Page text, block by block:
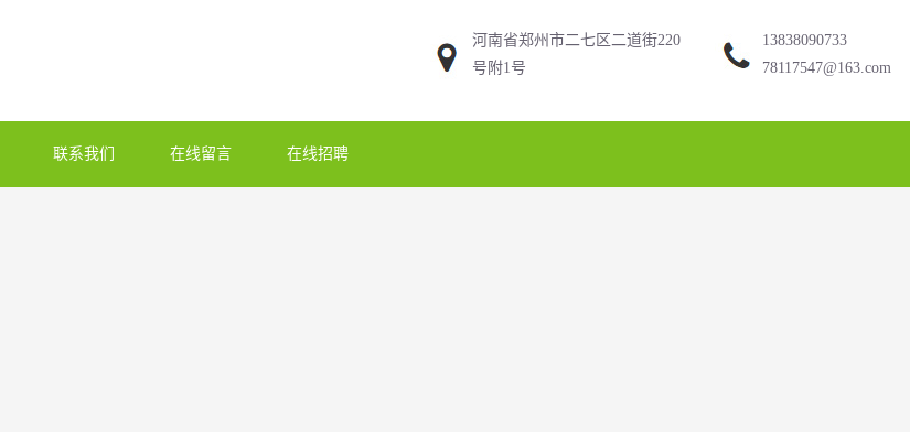
河南省郑州市二七区二道街220
号附1号
13838090733
78117547@163.com
联系我们 在线留言 在线招聘